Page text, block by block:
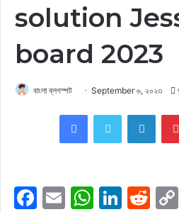
solution
board 2023
বাংলা ব্লগস্পট September ৬, ২০২৩
FacebookTwitter
F
E
W Li R